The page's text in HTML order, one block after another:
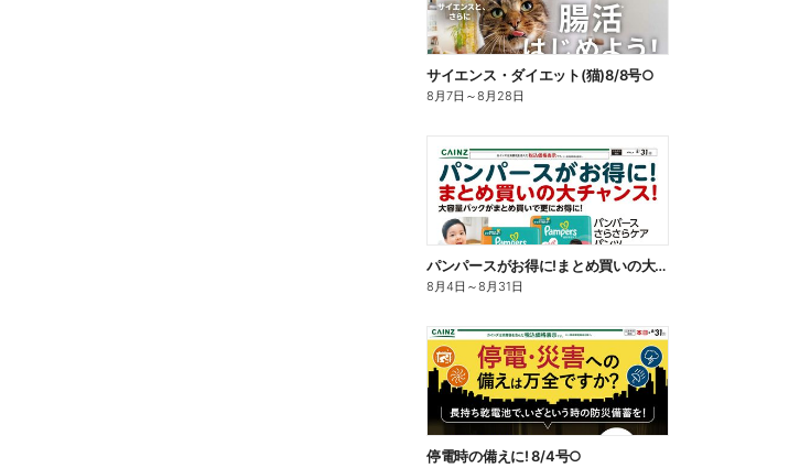
サイエンス・ダイエット(猫)8/8号○
8月7日 ～8月28日
パンパースがお得に!まとめ買いの大チャンス!〇
8月4日 ～8月31日
停電時の備えに! 8/4号○